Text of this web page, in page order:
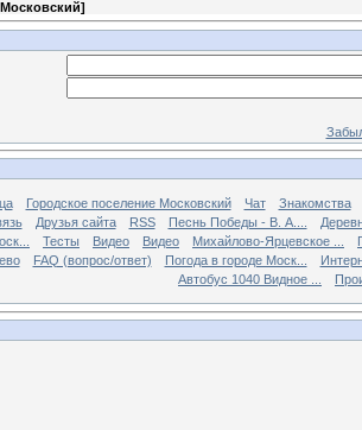
]
Городское поселение Московский Чат
Знакомства
Друзья сайта RSS Песнь Победы - В. А....
Тесты Видео Видео Михайлово-Ярцевское ...
FAQ (вопрос/ответ) Погода в городе Моск...
Автобус 1040 Видное ...